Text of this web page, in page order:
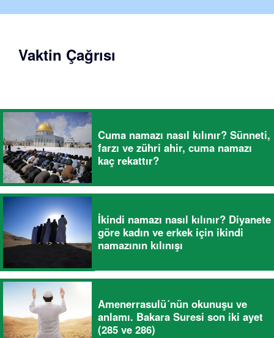
Vaktin Çağrısı
Cuma namazı nasıl kılınır? Sünneti,
farzı ve zühri ahir, cuma namazı
kaç rekattır?
İkindi namazı nasıl kılınır? Diyanete
göre kadın ve erkek için ikindi
namazının kılınışı
Amenerrasulü´nün okunuşu ve
anlamı. Bakara Suresi son iki ayet
(285 ve 286)